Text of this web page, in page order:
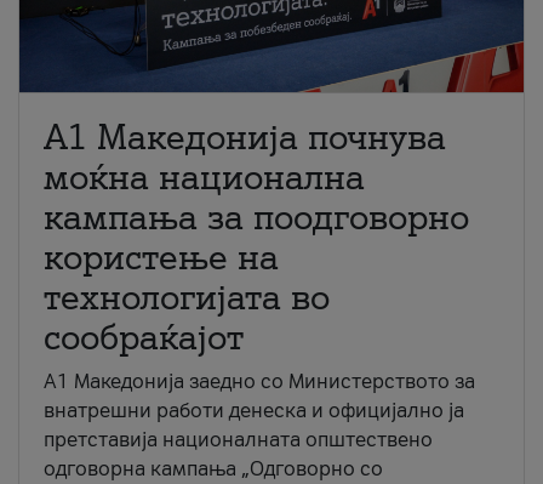
A1 Македонија почнува
моќна национална
кампања за поодговорно
користење на
технологијата во
сообраќајот
A1 Македонија заедно со Министерството за
внатрешни работи денеска и официјално ја
претставија националната општествено
одговорна кампања „Одговорно со